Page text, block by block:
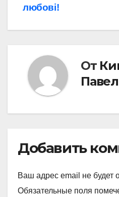
любові!
От
Павел
Добавить
Ваш адрес email не будет
Обязательные поля